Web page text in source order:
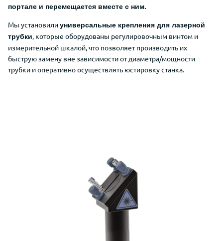
портале и перемещается вместе с ним.
Мы установилиуниверсальные крепления для лазерной
трубки, которые оборудованы регулировочным винтом и
измерительной шкалой, что позволяет производить их
быструю замену вне зависимости от диаметра/мощности
трубки и оперативно осуществлять юстировку станка.